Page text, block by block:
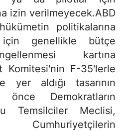
izin verilmeyecek.ABD
politikalarına
genellikle bütçe
kartına
Komitesi'nin F-35'lerle
aldığı tasarının
önce Demokratların
Temsilciler Meclisi,